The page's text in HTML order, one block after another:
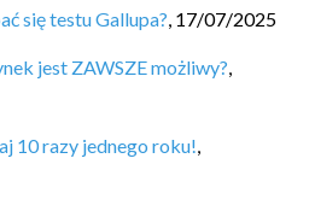
się testu Gallupa?, 17/07/2025
jest ZAWSZE możliwy?,
10 razy jednego roku!,